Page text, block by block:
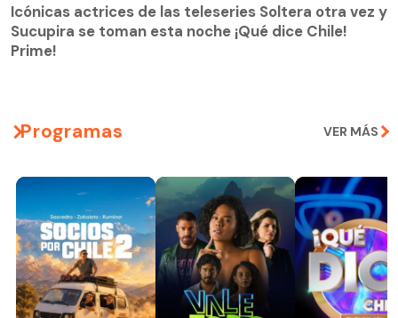
Icónicas actrices de las teleseries Soltera otra vez y
Sucupira se toman esta noche ¡Qué dice Chile!
Prime!
Programas VER MÁS